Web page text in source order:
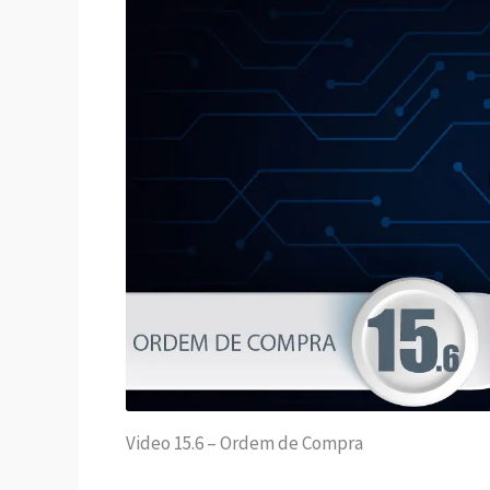
Video 15.6 – Ordem de Compra